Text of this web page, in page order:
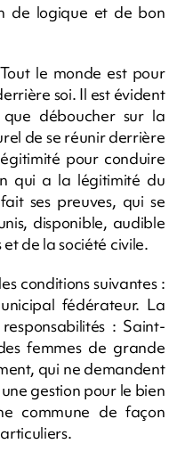
de logique et de bon
le monde est pour
soi. Il est évident
déboucher sur la
de se réunir derrière
pour conduire
qui a la légitimité du
ses preuves, qui se
disponible, audible
de la société civile.
conditions suivantes :
fédérateur. La
: Saint-
femmes de grande
qui ne demandent
une gestion pour le bien
commune de façon